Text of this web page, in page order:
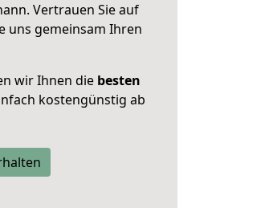
Vertrauen Sie auf
uns gemeinsam Ihren
wir Ihnen die besten
kostengünstig ab